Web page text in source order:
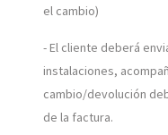
el cambio)
- El cliente deberá
instalaciones,
cambio/devolución
de la factura.